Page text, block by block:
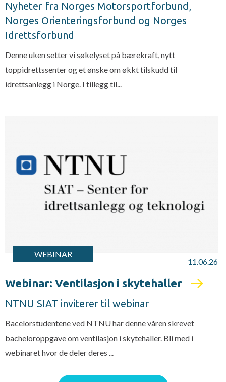
Nyheter fra Norges Motorsportforbund,
Norges Orienteringsforbund og Norges
Idrettsforbund
Denne uken setter vi søkelyset på bærekraft, nytt
toppidrettssenter og et ønske om økkt tilskudd til
idrettsanlegg i Norge. I tillegg til...
WEBINAR
11.06.26
Webinar: Ventilasjon i skytehaller
NTNU SIAT inviterer til webinar
Bacelorstudentene ved NTNU har denne våren skrevet
bacheloroppgave om ventilasjon i skytehaller. Bli med i
webinaret hvor de deler deres ...